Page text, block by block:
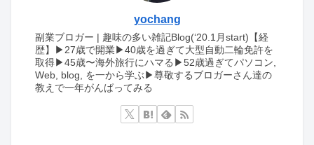
yochang
副業ブロガー | 趣味の多い雑記Blog(‘20.1月start)【経
歴】▶︎27歳で開業▶︎40歳を過ぎて大型自動二輪免許を
取得▶︎45歳〜海外旅行にハマる▶︎52歳過ぎてパソコン,
Web, blog, を一から学ぶ▶︎尊敬するブロガーさん達の
教えで一年がんばってみる